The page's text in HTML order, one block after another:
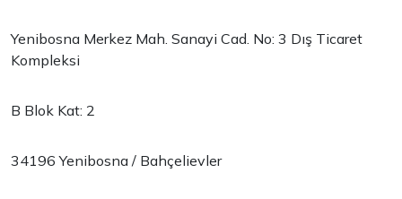
Yenibosna Merkez Mah. Sanayi Cad. No: 3 Dış Ticaret
Kompleksi
B Blok Kat: 2
34196 Yenibosna / Bahçelievler